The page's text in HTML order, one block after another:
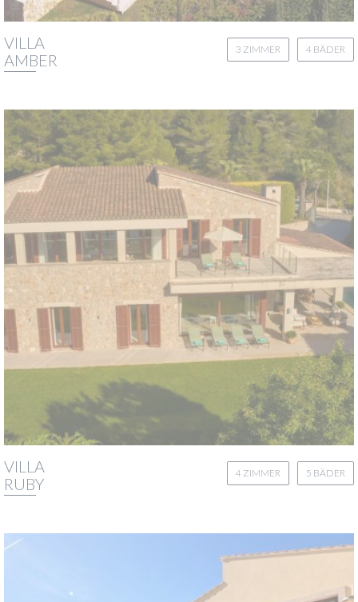
VILLA
AMBER
4 BÄDER
3 ZIMMER
VILLA
RUBY
5 BÄDER
4 ZIMMER